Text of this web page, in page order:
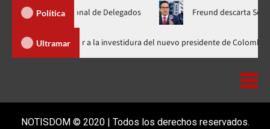
Política
Nacional de Delegados Freund descarta Secretaría de
Ultramar
Abinader llega a Cali para asistir a la investidura del nuevo presidente
NOTISDOM © 2020 | Todos los derechos reservados.